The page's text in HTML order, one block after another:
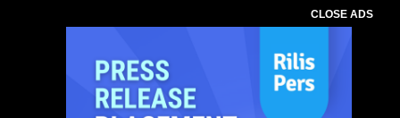
CLOSE ADS